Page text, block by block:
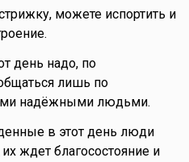
можете испортить и
день надо, по
лишь по
надёжными людьми.
в этот день люди
ждет благосостояние и